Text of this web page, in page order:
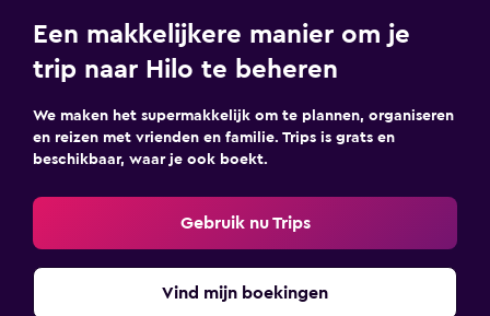
Een makkelijkere manier om je
trip naar Hilo te beheren
We maken het supermakkelijk om te plannen, organiseren
en reizen met vrienden en familie. Trips is grats en
beschikbaar, waar je ook boekt.
Gebruik nu Trips
Vind mijn boekingen